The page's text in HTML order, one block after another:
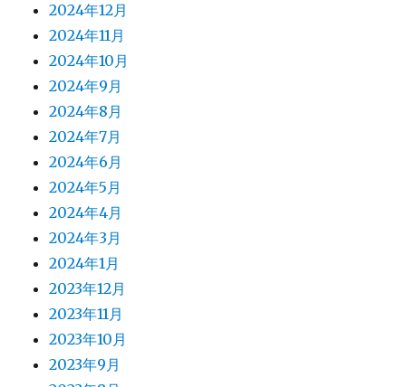
2024年12月
2024年11月
2024年10月
2024年9月
2024年8月
2024年7月
2024年6月
2024年5月
2024年4月
2024年3月
2024年1月
2023年12月
2023年11月
2023年10月
2023年9月